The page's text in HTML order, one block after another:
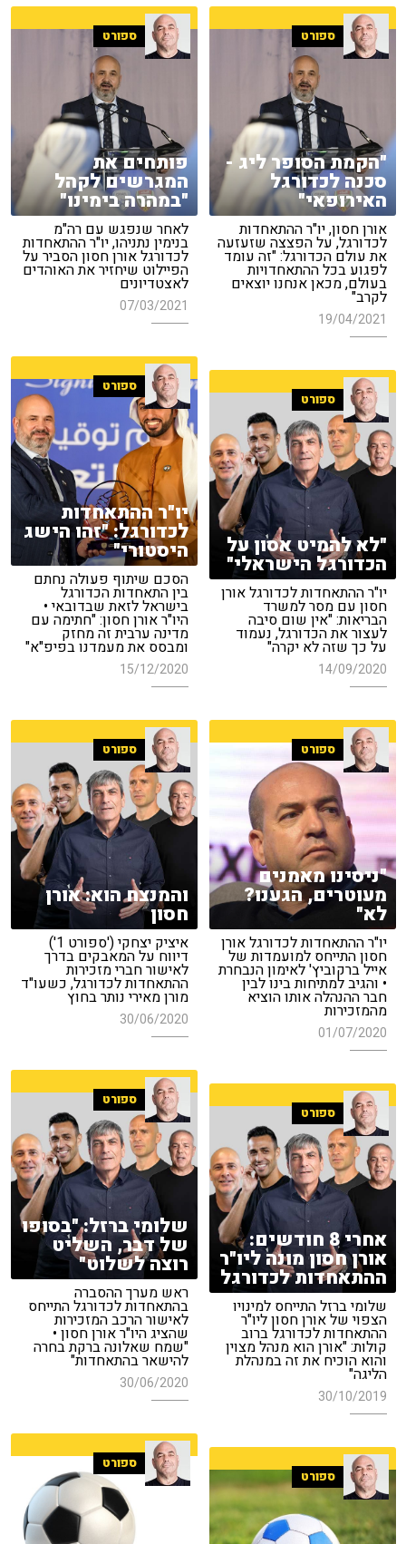
ספורט
"הקמת הסופר ליג -
סכנה לכדורגל
האירופאי"
אורן חסון, יו"ר ההתאחדות
לכדורגל, על הפצצה שזעזעה
את עולם הכדורגל: "זה עומד
לפגוע בכל ההתאחדויות
בעולם, מכאן אנחנו יוצאים
לקרב"
19/04/2021
ספורט
פותחים את
המגרשים לקהל
"במהרה בימינו"
לאחר שנפגש עם רה"מ
בנימין נתניהו, יו"ר ההתאחדות
לכדורגל אורן חסון הסביר על
הפיילוט שיחזיר את האוהדים
לאצטדיונים
07/03/2021
ספורט
יו"ר ההתאחדות
לכדורגל: "זהו הישג
היסטורי"
הסכם שיתוף פעולה נחתם
בין התאחדות הכדורגל
בישראל לזאת שבדובאי •
היו"ר אורן חסון: "חתימה עם
מדינה ערבית זה מחזק
ומבסס את מעמדנו בפיפ"א"
15/12/2020
ספורט
"לא להמיט אסון על
הכדורגל הישראלי"
יו"ר ההתאחדות לכדורגל אורן
חסון עם מסר למשרד
הבריאות: "אין שום סיבה
לעצור את הכדורגל, נעמוד
על כך שזה לא יקרה"
14/09/2020
ספורט
"ניסינו מאמנים
מעוטרים, הגענו?
לא"
יו"ר ההתאחדות לכדורגל אורן
חסון התייחס למועמדות של
אייל ברקוביץ' לאימון הנבחרת
• והגיב למתיחות בינו לבין
חבר ההנהלה אותו הוציא
מהמזכירות
01/07/2020
ספורט
והמנצח הוא: אורן
חסון
איציק יצחקי ('ספורט 1')
דיווח על המאבקים בדרך
לאישור חברי מזכירות
ההתאחדות לכדורגל, כשעו"ד
מורן מאירי נותר בחוץ
30/06/2020
ספורט
שלומי ברזל: "בסופו
של דבר, השליט
רוצה לשלוט"
ראש מערך ההסברה
בהתאחדות לכדורגל התייחס
לאישור הרכב המזכירות
שהציג היו"ר אורן חסון •
"שמח שאלונה ברקת בחרה
להישאר בהתאחדות"
30/06/2020
ספורט
אחרי 8 חודשים:
אורן חסון מונה ליו"ר
ההתאחדות לכדורגל
שלומי ברזל התייחס למינויו
הצפוי של אורן חסון ליו"ר
ההתאחדות לכדורגל ברוב
קולות: "אורן הוא מנהל מצוין
והוא הוכיח את זה במנהלת
הליגה"
30/10/2019
ספורט
ספורט